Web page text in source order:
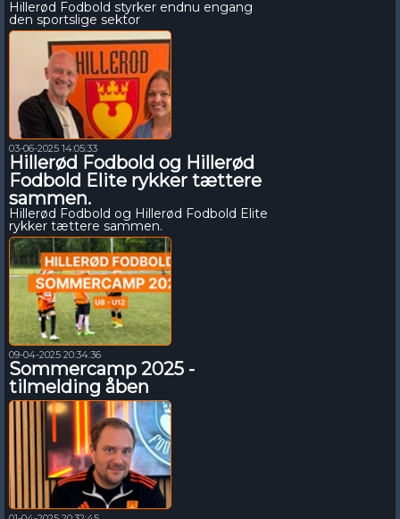
Hillerød Fodbold styrker endnu engang
den sportslige sektor
03-06-2025 14:05:33
Hillerød Fodbold og Hillerød
Fodbold Elite rykker tættere
sammen.
Hillerød Fodbold og Hillerød Fodbold Elite
rykker tættere sammen.
09-04-2025 20:34:36
Sommercamp 2025 -
tilmelding åben